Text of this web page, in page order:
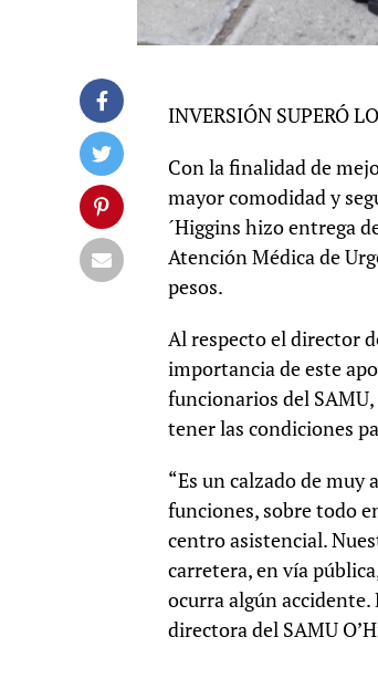
INVERSIÓN SUPERÓ
Con la finalidad de
mayor comodidad y
´Higgins hizo entrega
Atención Médica de
pesos.
Al respecto el director
importancia de este
funcionarios del
tener las condiciones
“Es un calzado de muy
funciones, sobre todo
centro asistencial.
carretera, en vía
ocurra algún
directora del SAMU